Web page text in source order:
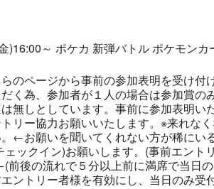
)16:00～ ポケカ 新弾バトル ポケモンカ
のページから事前の参加表明を受け
く為、参加者が１人の場合は参加賞
無しとしています。事前に参加表明
リー協力お願いいたします。※来れな
←お願いを聞いてくれない方が稀にい
ェックイン)お願いします。(事前エン
前後の流れで５分以上前に満席で当日
ントリー者様を有効にし、当日のみ受